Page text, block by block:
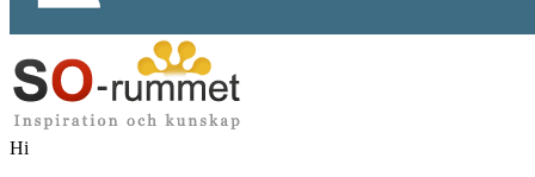
Hi